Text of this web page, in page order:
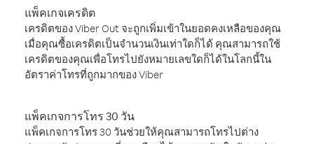
แพ็คเกจเครดิต
เครดิตของ Viber Out จะถูกเพิ่มเข้าในยอดคงเหลือของคุณ
เมื่อคุณซื้อเครดิตเป็นจำนวนเงินเท่าใดก็ได้ คุณสามารถใช้
เครดิตของคุณเพื่อโทรไปยังหมายเลขใดก็ได้ในโลกนี้ใน
อัตราค่าโทรที่ถูกมากของ Viber
แพ็คเกจการโทร 30 วัน
แพ็คเกจการโทร 30 วันช่วยให้คุณสามารถโทรไปต่าง